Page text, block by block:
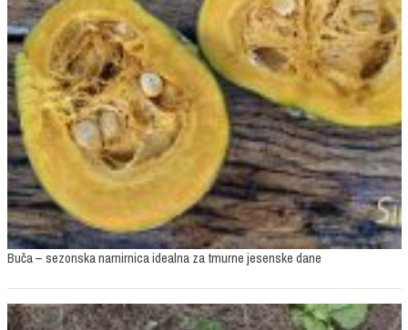
Buča – sezonska namirnica idealna za tmurne jesenske dane